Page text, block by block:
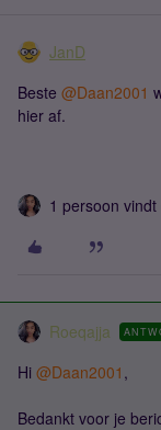
JanD
Beste ​ @Daan2001
hier af.
1 persoon
Roeqajja
Hi ​ @Daan2001 ,
Bedankt voor je